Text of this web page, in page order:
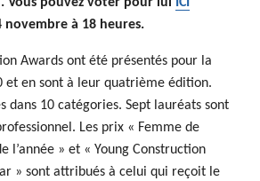
Vous pouvez voter pour lui ICI
à 18 heures.
Awards ont été présentés pour la
et en sont à leur quatrième édition.
dans 10 catégories. Sept lauréats sont
Les prix « Femme de
l’année » et « Young Construction
» sont attribués à celui qui reçoit le